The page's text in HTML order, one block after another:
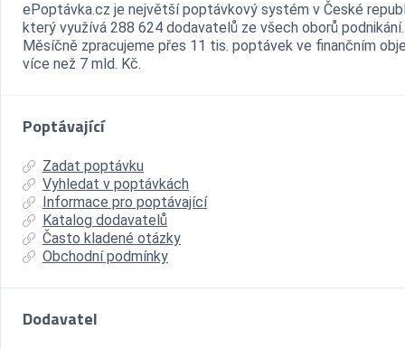
ePoptávka.cz je největší poptávkový systém v České
který využívá 288 624 dodavatelů ze všech oborů podnikání.
Měsíčně zpracujeme přes 11 tis. poptávek ve finančním
více než 7 mld. Kč.
Poptávající
Zadat poptávku
Vyhledat v poptávkách
Informace pro poptávající
Katalog dodavatelů
Často kladené otázky
Obchodní podmínky
Dodavatel